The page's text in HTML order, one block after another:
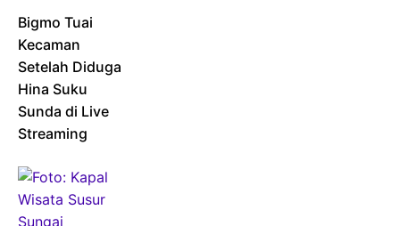
Bigmo Tuai
Kecaman
Setelah Diduga
Hina Suku
Sunda di Live
Streaming